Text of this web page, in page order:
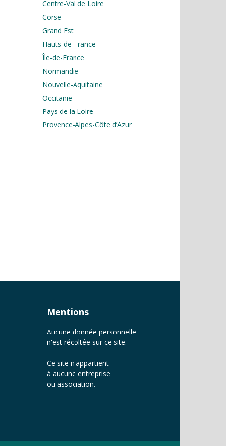
Centre-Val de Loire
Corse
Grand Est
Hauts-de-France
Île-de-France
Normandie
Nouvelle-Aquitaine
Occitanie
Pays de la Loire
Provence-Alpes-Côte d’Azur
Mentions
Aucune donnée personnelle
n'est récoltée sur ce site.
Ce site n'appartient
à aucune entreprise
ou association.